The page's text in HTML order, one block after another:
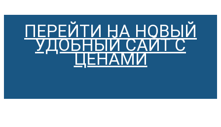
ПЕРЕЙТИ НА НОВЫЙ
УДОБНЫЙ САЙТ С
ЦЕНАМИ